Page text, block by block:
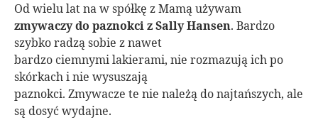
Od wielu lat na w spółkę z Mamą używam
zmywaczy do paznokci z Sally Hansen. Bardzo
szybko radzą sobie z nawet
bardzo ciemnymi lakierami, nie rozmazują ich po
skórkach i nie wysuszają
paznokci. Zmywacze te nie należą do najtańszych, ale
są dosyć wydajne.